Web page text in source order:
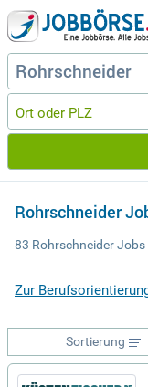
Rohrschneider
83 Rohrschneider
Zur
Sortierung